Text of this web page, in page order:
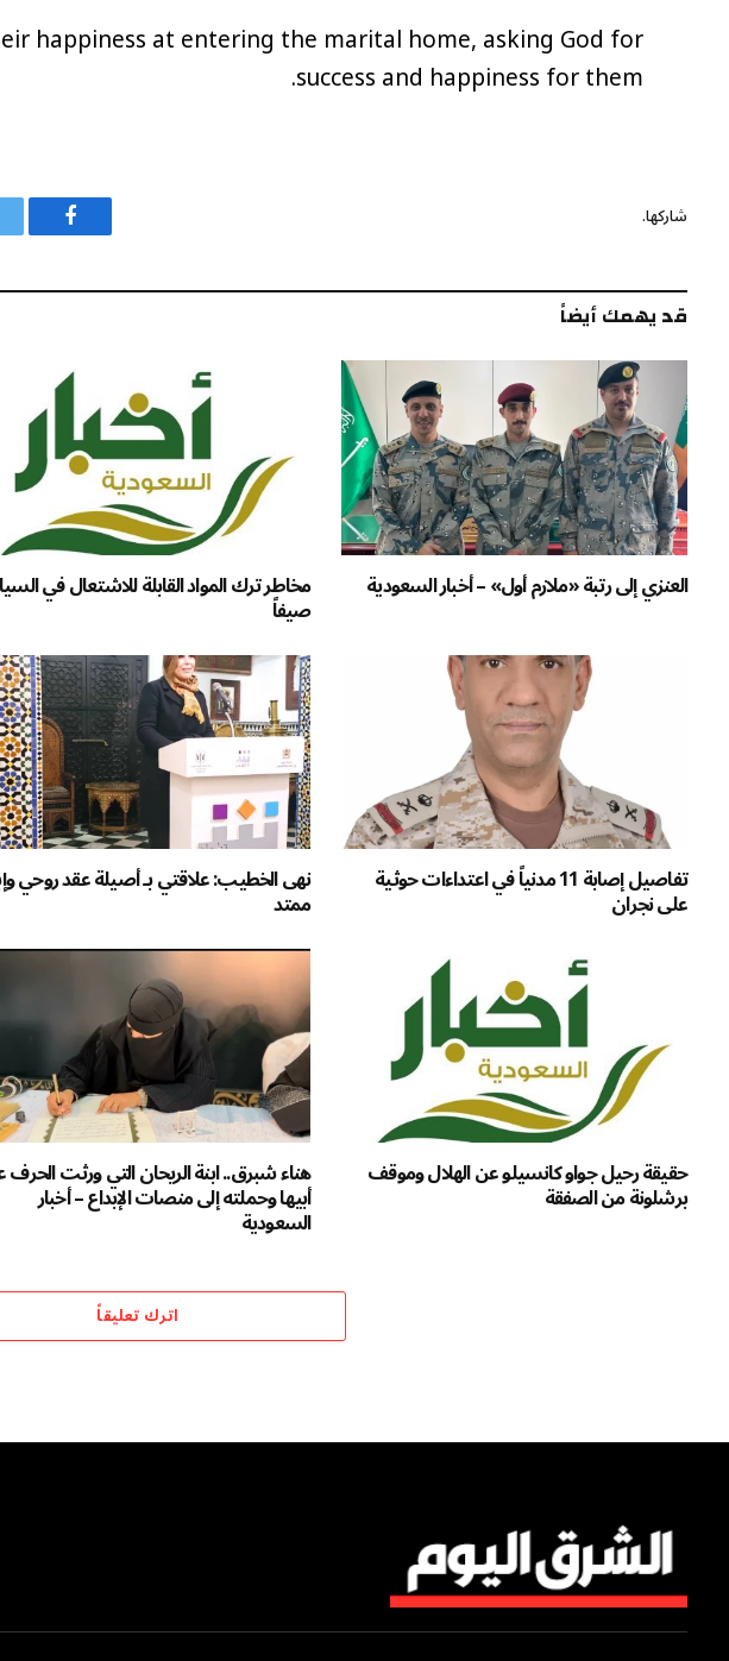
happiness at entering the marital home, asking God for
success and happiness for them.
شاركها.
فيسبوك
قد يهمك أيضاً
العنزي إلى رتبة «ملازم أول» – أخبار السعودية مخاطر ترك المواد القابلة للاشتعال في
صيفاً
تفاصيل إصابة 11 مدنياً في اعتداءات حوثية
على نجران
نهى الخطيب: علاقتي بـ أصيلة عقد روحي
ممتد
حقيقة رحيل جواو كانسيلو عن الهلال وموقف
برشلونة من الصفقة
هناء شبرق.. ابنة الريحان التي ورثت
أبيها وحملته إلى منصات الإبداع – أخبار
السعودية
اترك تعليقاً